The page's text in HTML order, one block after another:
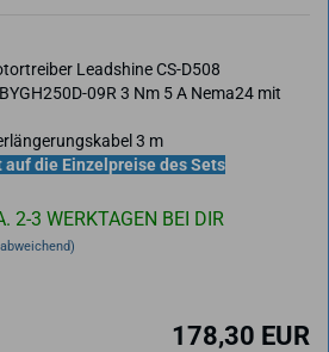
Leadshine CS-D508
09R 3 Nm 5 A Nema24 mit
3 m
auf die Einzelpreise des Sets
2-3 WERKTAGEN BEI DIR
178,30 EUR